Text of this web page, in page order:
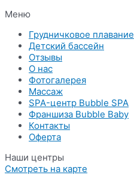
Меню
Грудничковое плавание
Детский бассейн
Отзывы
О нас
Фотогалерея
Массаж
SPA-центр Bubble SPA
Франшиза Bubble Baby
Контакты
Оферта
Наши центры
Смотреть на карте